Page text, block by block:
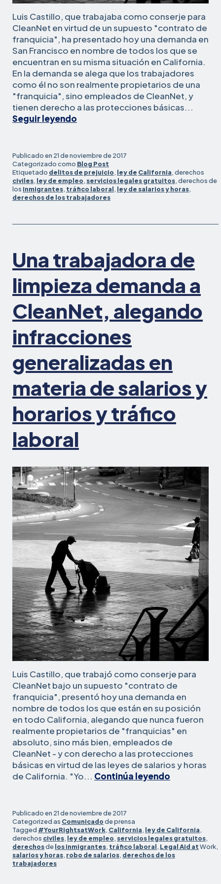
Luis Castillo, que trabajaba como conserje para
CleanNet en virtud de un supuesto "contrato de
franquicia", ha presentado hoy una demanda en
San Francisco en nombre de todos los que se
encuentran en su misma situación en California.
En la demanda se alega que los trabajadores
como él no son realmente propietarios de una
"franquicia", sino empleados de CleanNet, y
tienen derecho a las protecciones básicas...
Seguir leyendo
violaciones
salariales
y
de
tráfico
limpieza
Publicado en 21 de noviembre de 2017
Categorizado como Blog Post
Etiquetado delitos de prejuicio, ley de California, derechos
civiles, ley de empleo, servicios legales gratuitos, derechos de
los inmigrantes, tráfico laboral, ley de salarios y horas,
derechos de los trabajadores
Una trabajadora de
limpieza demanda a
CleanNet, alegando
infracciones
generalizadas en
materia de salarios y
horarios y tráfico
laboral
Luis Castillo, que trabajó como conserje para
CleanNet bajo un supuesto "contrato de
franquicia", presentó hoy una demanda en
nombre de todos los que están en su posición
en todo California, alegando que nunca fueron
realmente propietarios de "franquicias" en
absoluto, sino más bien, empleados de
CleanNet - y con derecho a las protecciones
básicas en virtud de las leyes de salarios y horas
de California. "Yo... Continúa leyendo
CleanNet,
alegando
violaciones
Publicado en 21 de noviembre de 2017
Categorized as Comunicadode prensa
Tagged #YourRightsatWork, California, ley de California,
derechos civiles, ley de empleo, servicios legales gratuitos,
derechosdelos inmigrantes, tráfico laboral, Legal Aid atWork,
salarios y horas, robo de salarios, derechos de los
trabajadores